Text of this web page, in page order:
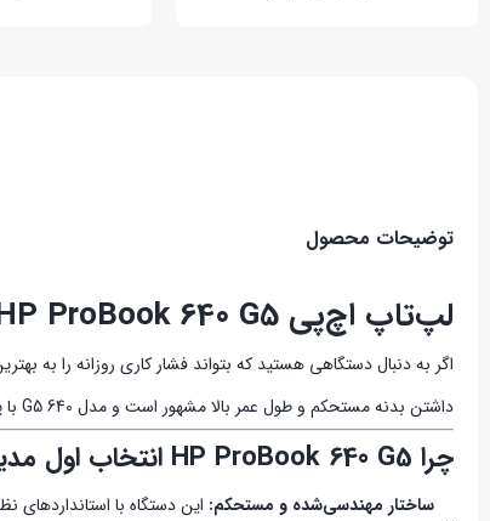
توضیحات محصول
لپ‌تاپ اچ‌پی HP ProBook 640 G5؛ ترکیب ایده‌آلِ دوام، امنیت و کارایی
اگر به دنبال دستگاهی هستید که بتواند فشار کاری روزانه را
داشتن بدنه مستحکم و طول عمر بالا مشهور است و مدل 640 G5 با پردازنده نسل هشتم اینتل، تعادلی عالی میان «سرعت پردازشی» و «پایداری» ایجاد کرده است.
چرا HP ProBook 640 G5 انتخاب اول مدیران و کارمندان است؟
ساختار مهندسی‌شده و مستحکم: این دستگاه با